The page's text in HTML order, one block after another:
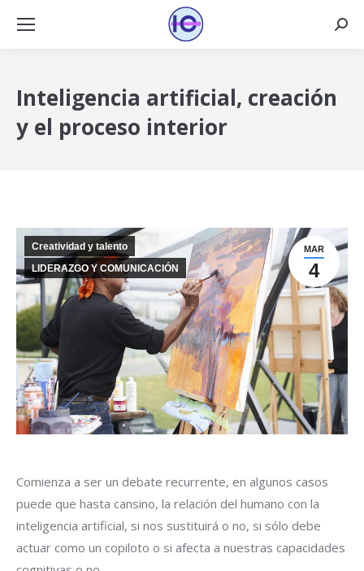
Inteligencia artificial, creación
y el proceso interior
MAR
4
Creatividad y talento
LIDERAZGO Y COMUNICACIÓN
Comienza a ser un debate recurrente, en algunos casos
puede que hasta cansino, la relación del humano con la
inteligencia artificial, si nos sustituirá o no, si sólo debe
actuar como un copiloto o si afecta a nuestras capacidades